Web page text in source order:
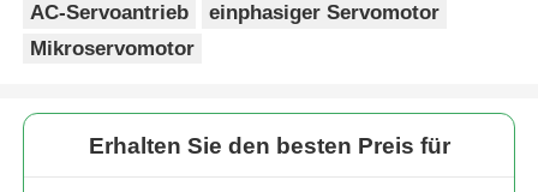
AC-Servoantrieb
einphasiger Servomotor
Mikroservomotor
Erhalten Sie den besten Preis für